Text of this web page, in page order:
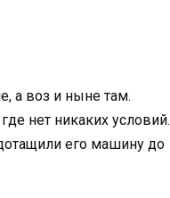
а воз и ныне там.
нет никаких условий.
его машину до